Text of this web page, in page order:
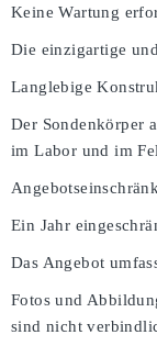
Keine Wartung
Die einzigartige
Langlebige
Der Sondenkörper
im Labor und im
Ein Jahr
Das Angebot
Fotos und
sind nicht